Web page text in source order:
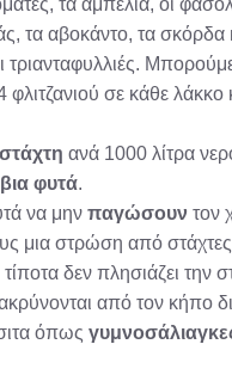
τα αμπέλια, οι
τα αβοκάντο, τα
τριανταφυλλιές.
σε κάθε λάκκο
στάχτη ανά 1000 λίτρα
φυτά.
να μην παγώσουν τον
μια στρώση από
τίποτα δεν πλησιάζει την
από τον κήπο
όπως